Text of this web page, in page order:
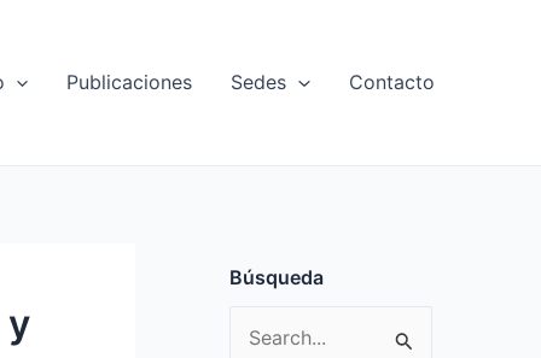
Publicaciones Sedes Contacto
y
Búsqueda